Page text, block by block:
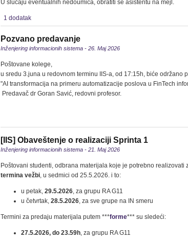
U slučaju eventualnih nedoumica, obratiti se asistentu na mejl.
1 dodatak
Pozvano predavanje
Inženjering informacionih sistema - 26. Maj 2026
Poštovane kolege,
u sredu 3.juna u redovnom terminu IIS-a, od 17:15h, biće održano
"AI transformacija na primeru automatizacije poslova u FinTech
Predavač dr Goran Savić, redovni profesor.
[IIS] Obaveštenje o realizaciji Sprinta 1
Inženjering informacionih sistema - 21. Maj 2026
Poštovani studenti, odbrana materijala koje je potrebno realizovati
termina vežbi, u sedmici od 25.5.2026. i to:
u petak, 29.5.2026, za grupu RA G11
u četvrtak, 28.5.2026, za sve grupe na IN smeru
Termini za predaju materijala putem ***forme*** su sledeći:
27.5.2026, do 23.59h, za grupu RA G11